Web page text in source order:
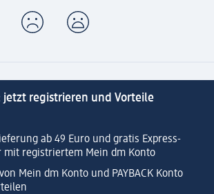
jetzt registrieren und Vorteile
ab 49 Euro und gratis Express-
mit registriertem Mein dm Konto
Mein dm Konto und PAYBACK Konto